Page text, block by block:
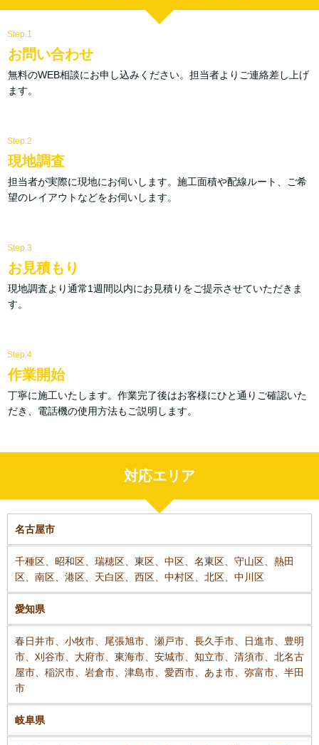
Step.1
お問い合わせ
無料のWEB相談にお申し込みください。担当者よりご連絡差し上げ
ます。
Step.2
現地調査
担当者が実際に現地にお伺いします。施工面積や配線ルート、ご希
望のレイアウトなどをお伺いします。
Step.3
お見積もり
現地調査より通常1週間以内にお見積りをご提示させていただきま
す。
Step.4
作業開始
丁寧に施工いたします。作業完了後はお客様にひと通りご確認いた
だき、電話機の使用方法もご説明します。
対応エリア
名古屋市
千種区、昭和区、瑞穂区、東区、中区、名東区、守山区、熱田
区、南区、港区、天白区、西区、中村区、北区、中川区
愛知県
春日井市、小牧市、尾張旭市、瀬戸市、長久手市、日進市、豊明
市、刈谷市、大府市、東海市、安城市、知立市、清須市、北名古
屋市、稲沢市、岩倉市、津島市、愛西市、あま市、弥富市、半田
市
岐阜県